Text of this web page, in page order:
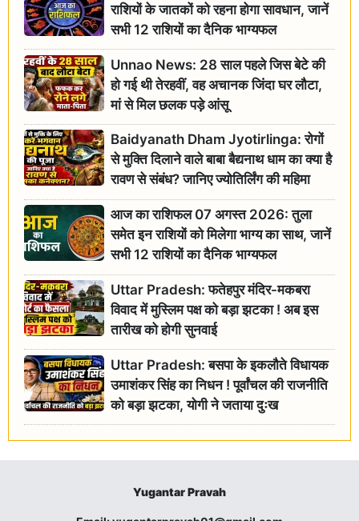
राशियों के जातकों को रहना होगा सावधान, जानें
सभी 12 राशियों का दैनिक भाग्यफल
Unnao News: 28 साल पहले जिस बेटे की
हो गई थी तेरहवीं, वह अचानक जिंदा घर लौटा,
मां से मिल छलक पड़े आंसू
Baidyanath Dham Jyotirlinga: रोगों
से मुक्ति दिलाने वाले बाबा बैद्यनाथ धाम का क्या है
रावण से संबंध? जानिए ज्योतिर्लिंग की महिमा
आज का राशिफल 07 अगस्त 2026: तुला
समेत इन राशियों को मिलेगा भाग्य का साथ, जानें
सभी 12 राशियों का दैनिक भाग्यफल
Uttar Pradesh: फतेहपुर मंदिर-मकबरा
विवाद में मुस्लिम पक्ष को बड़ा झटका ! अब इस
तारीख को होगी सुनवाई
Uttar Pradesh: बसपा के इकलौते विधायक
उमाशंकर सिंह का निधन ! पूर्वांचल की राजनीति
को बड़ा झटका, योगी ने जताया दुःख
Yugantar Pravah